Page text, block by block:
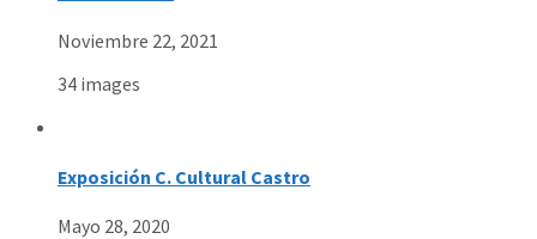
Noviembre 22, 2021
34 images
Exposición C. Cultural Castro
Mayo 28, 2020